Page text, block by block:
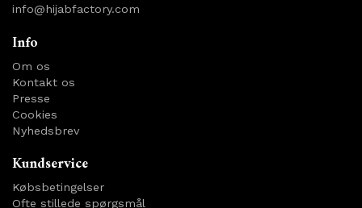
info@hijabfactory.com
Info
Om os
Kontakt os
Presse
Cookies
Nyhedsbrev
Kundservice
Købsbetingelser
Ofte stillede spørgsmål